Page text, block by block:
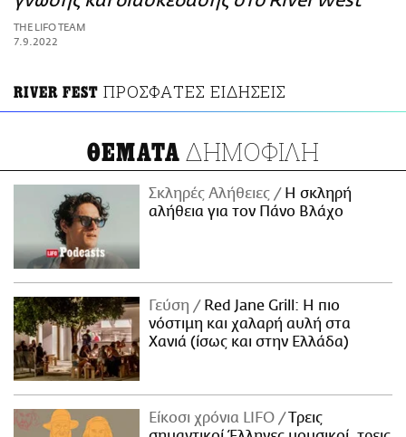
ΑΜΠΑ
PRINT
THE LIFO TEAM
7.9.2022
RIVER FEST ΠΡΟΣΦΑΤΕΣ ΕΙΔΗΣΕΙΣ
ΘΕΜΑΤΑ ΔΗΜΟΦΙΛΗ
Σκληρές Αλήθειες
H σκληρή
αλήθεια για τον Πάνο Βλάχο
Γεύση
Red Jane Grill: Η πιο
νόστιμη και χαλαρή αυλή στα
Χανιά (ίσως και στην Ελλάδα)
Είκοσι χρόνια LIFO
Tρεις